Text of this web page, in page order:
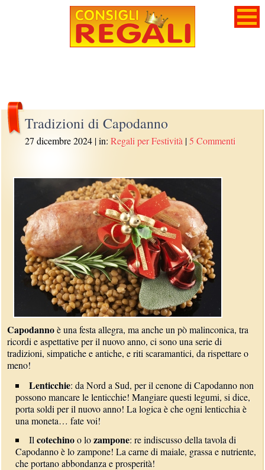
Tradizioni di Capodanno
27 dicembre 2024 | in:Regali per Festività |5 Commenti
Capodannoè una festa allegra, ma anche un pò malinconica, tra
ricordi e aspettative per il nuovo anno, ci sono una serie di
tradizioni, simpatiche e antiche, e riti scaramantici, da rispettare o
meno!
Lenticchie: da Nord a Sud, per il cenone di Capodanno non
possono mancare le lenticchie! Mangiare questi legumi, si dice,
porta soldi per il nuovo anno! La logica è che ogni lenticchia è
una moneta… fate voi!
Ilcotechinoo lozampone: re indiscusso della tavola di
Capodanno è lo zampone! La carne di maiale, grassa e nutriente,
che portano abbondanza e prosperità!